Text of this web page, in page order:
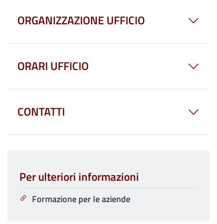
ORGANIZZAZIONE UFFICIO
ORARI UFFICIO
CONTATTI
Per ulteriori informazioni
Formazione per le aziende